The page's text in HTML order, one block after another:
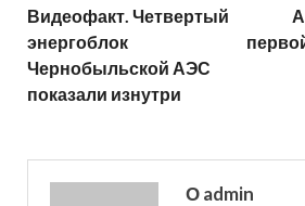
Видеофакт. Четвертый
энергоблок
Чернобыльской АЭС
показали изнутри
О admin